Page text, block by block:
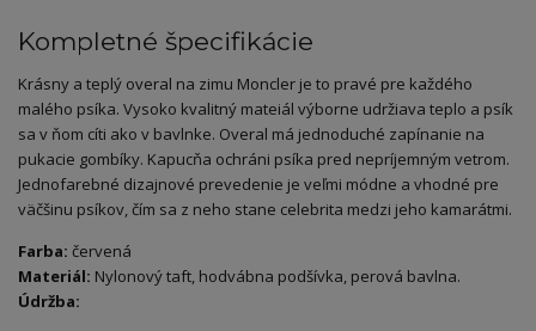
Kompletné špecifikácie
Krásny a teplý overal na zimu Moncler je to pravé pre každého
malého psíka. Vysoko kvalitný mateiál výborne udržiava teplo a psík
sa v ňom cíti ako v bavlnke. Overal má jednoduché zapínanie na
pukacie gombíky. Kapucňa ochráni psíka pred nepríjemným vetrom.
Jednofarebné dizajnové prevedenie je veľmi módne a vhodné pre
väčšinu psíkov, čím sa z neho stane celebrita medzi jeho kamarátmi.
Farba: červená
Materiál: Nylonový taft, hodvábna podšívka, perová bavlna.
Údržba: